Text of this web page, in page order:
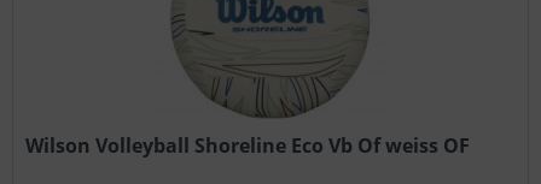
Wilson Volleyball Shoreline Eco Vb Of weiss OF